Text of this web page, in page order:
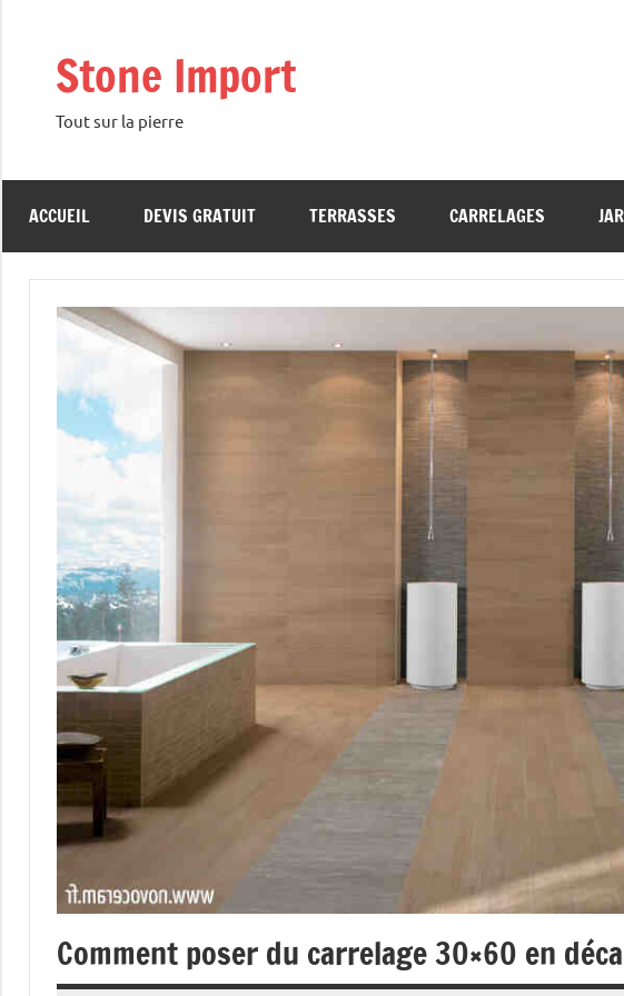
contenuStone Import
Tout sur la pierre
ACCUEIL DEVIS GRATUIT TERRASSES CARRELAGES
Comment poser du carrelage 30×60 en